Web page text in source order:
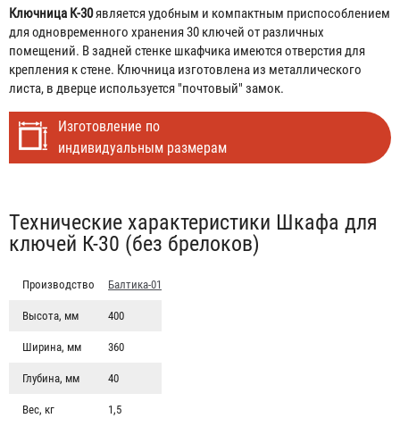
Ключница К-30является удобным и компактным приспособлением
для одновременного хранения 30 ключей от различных
помещений. В задней стенке шкафчика имеются отверстия для
крепления к стене. Ключница изготовлена из металлического
листа, в дверце используется "почтовый" замок.
Изготовление по
индивидуальным размерам
Табы
Технические характеристики Шкафа для
ключей К-30 (без брелоков)
Производство Балтика-01
Высота, мм 400
Ширина, мм 360
Глубина, мм 40
Вес, кг 1,5